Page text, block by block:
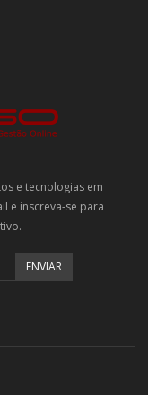
e tecnologias em
e inscreva-se para